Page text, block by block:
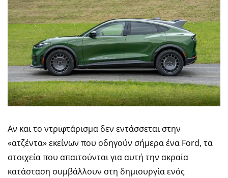
Αν και το ντριφτάρισμα δεν εντάσσεται στην
«ατζέντα» εκείνων που οδηγούν σήμερα ένα Ford, τα
στοιχεία που απαιτούνται για αυτή την ακραία
κατάσταση συμβάλλουν στη δημιουργία ενός